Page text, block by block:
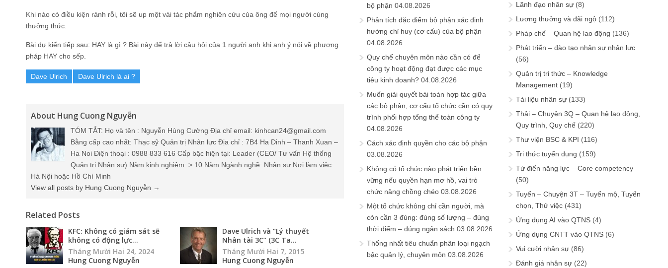
Khi nào có điều kiện rảnh rỗi, tôi sẽ up một vài tác phẩm nghiên cứu của ông để mọi người cùng
thưởng thức.
Bài dự kiến tiếp sau: HAY là gì ? Bài này để trả lời câu hỏi của 1 người anh khi anh ý nói về phương
pháp HAY cho sếp.
Dave Ulrich Dave Ulrich là ai ?
About Hung Cuong Nguyễn
TÓM TẮT: Họ và tên : Nguyễn Hùng Cường Địa chỉ email: kinhcan24@gmail.com
Bằng cấp cao nhất: Thạc sỹ Quản trị Nhân lực Địa chỉ : 7B4 Ha Dinh – Thanh Xuan –
Ha Noi Điện thoại : 0988 833 616 Cấp bậc hiện tại: Leader (CEO/ Tư vấn Hệ thống
Quản trị Nhân sự) Năm kinh nghiệm: > 10 Năm Ngành nghề: Nhân sự Nơi làm việc:
Hà Nội hoặc Hồ Chí Minh
View all posts by Hung Cuong Nguyễn →
Related Posts
KFC: Không có giám sát sẽ
không có động lực...
Tháng Mười Hai 24, 2024
Hung Cuong Nguyễn
Dave Ulrich và “Lý thuyết
Nhân tài 3C” (3C Ta...
Tháng Mười Hai 7, 2015
Hung Cuong Nguyễn
bộ phận 04.08.2026
Phân tích đặc điểm bộ phận xác định
hướng chỉ huy (cơ cấu) của bộ phận
04.08.2026
Quy chế chuyên môn nào cần có để
công ty hoạt động đạt được các mục
tiêu kinh doanh? 04.08.2026
Muốn giải quyết bài toán hợp tác giữa
các bộ phận, cơ cấu tổ chức cần có quy
trình phối hợp tổng thể toàn công ty
04.08.2026
Cách xác định quyền cho các bộ phận
03.08.2026
Không có tổ chức nào phát triển bền
vững nếu quyền hạn mơ hồ, vai trò
chức năng chồng chéo 03.08.2026
Một tổ chức không chỉ cần người, mà
còn cần 3 đúng: đúng số lượng – đúng
thời điểm – đúng ngân sách 03.08.2026
Thống nhất tiêu chuẩn phân loại ngạch
bậc quản lý, chuyên môn 03.08.2026
Lãnh đạo nhân sự (8)
Lương thưởng và đãi ngộ (112)
Pháp chế – Quan hệ lao động (136)
Phát triển – đào tạo nhân sự nhân lực
(56)
Quản trị tri thức – Knowledge
Management (19)
Tài liệu nhân sự (133)
Thải – Chuyện 3Q – Quan hệ lao động,
Quy trình, Quy chế (220)
Thư viện BSC & KPI (116)
Tri thức tuyển dụng (159)
Từ điển năng lực – Core competency
(50)
Tuyển – Chuyện 3T – Tuyển mộ, Tuyển
chọn, Thử việc (431)
Ứng dụng AI vào QTNS (4)
Ứng dụng CNTT vào QTNS (6)
Vui cười nhân sự (86)
Đánh giá nhân sự (22)